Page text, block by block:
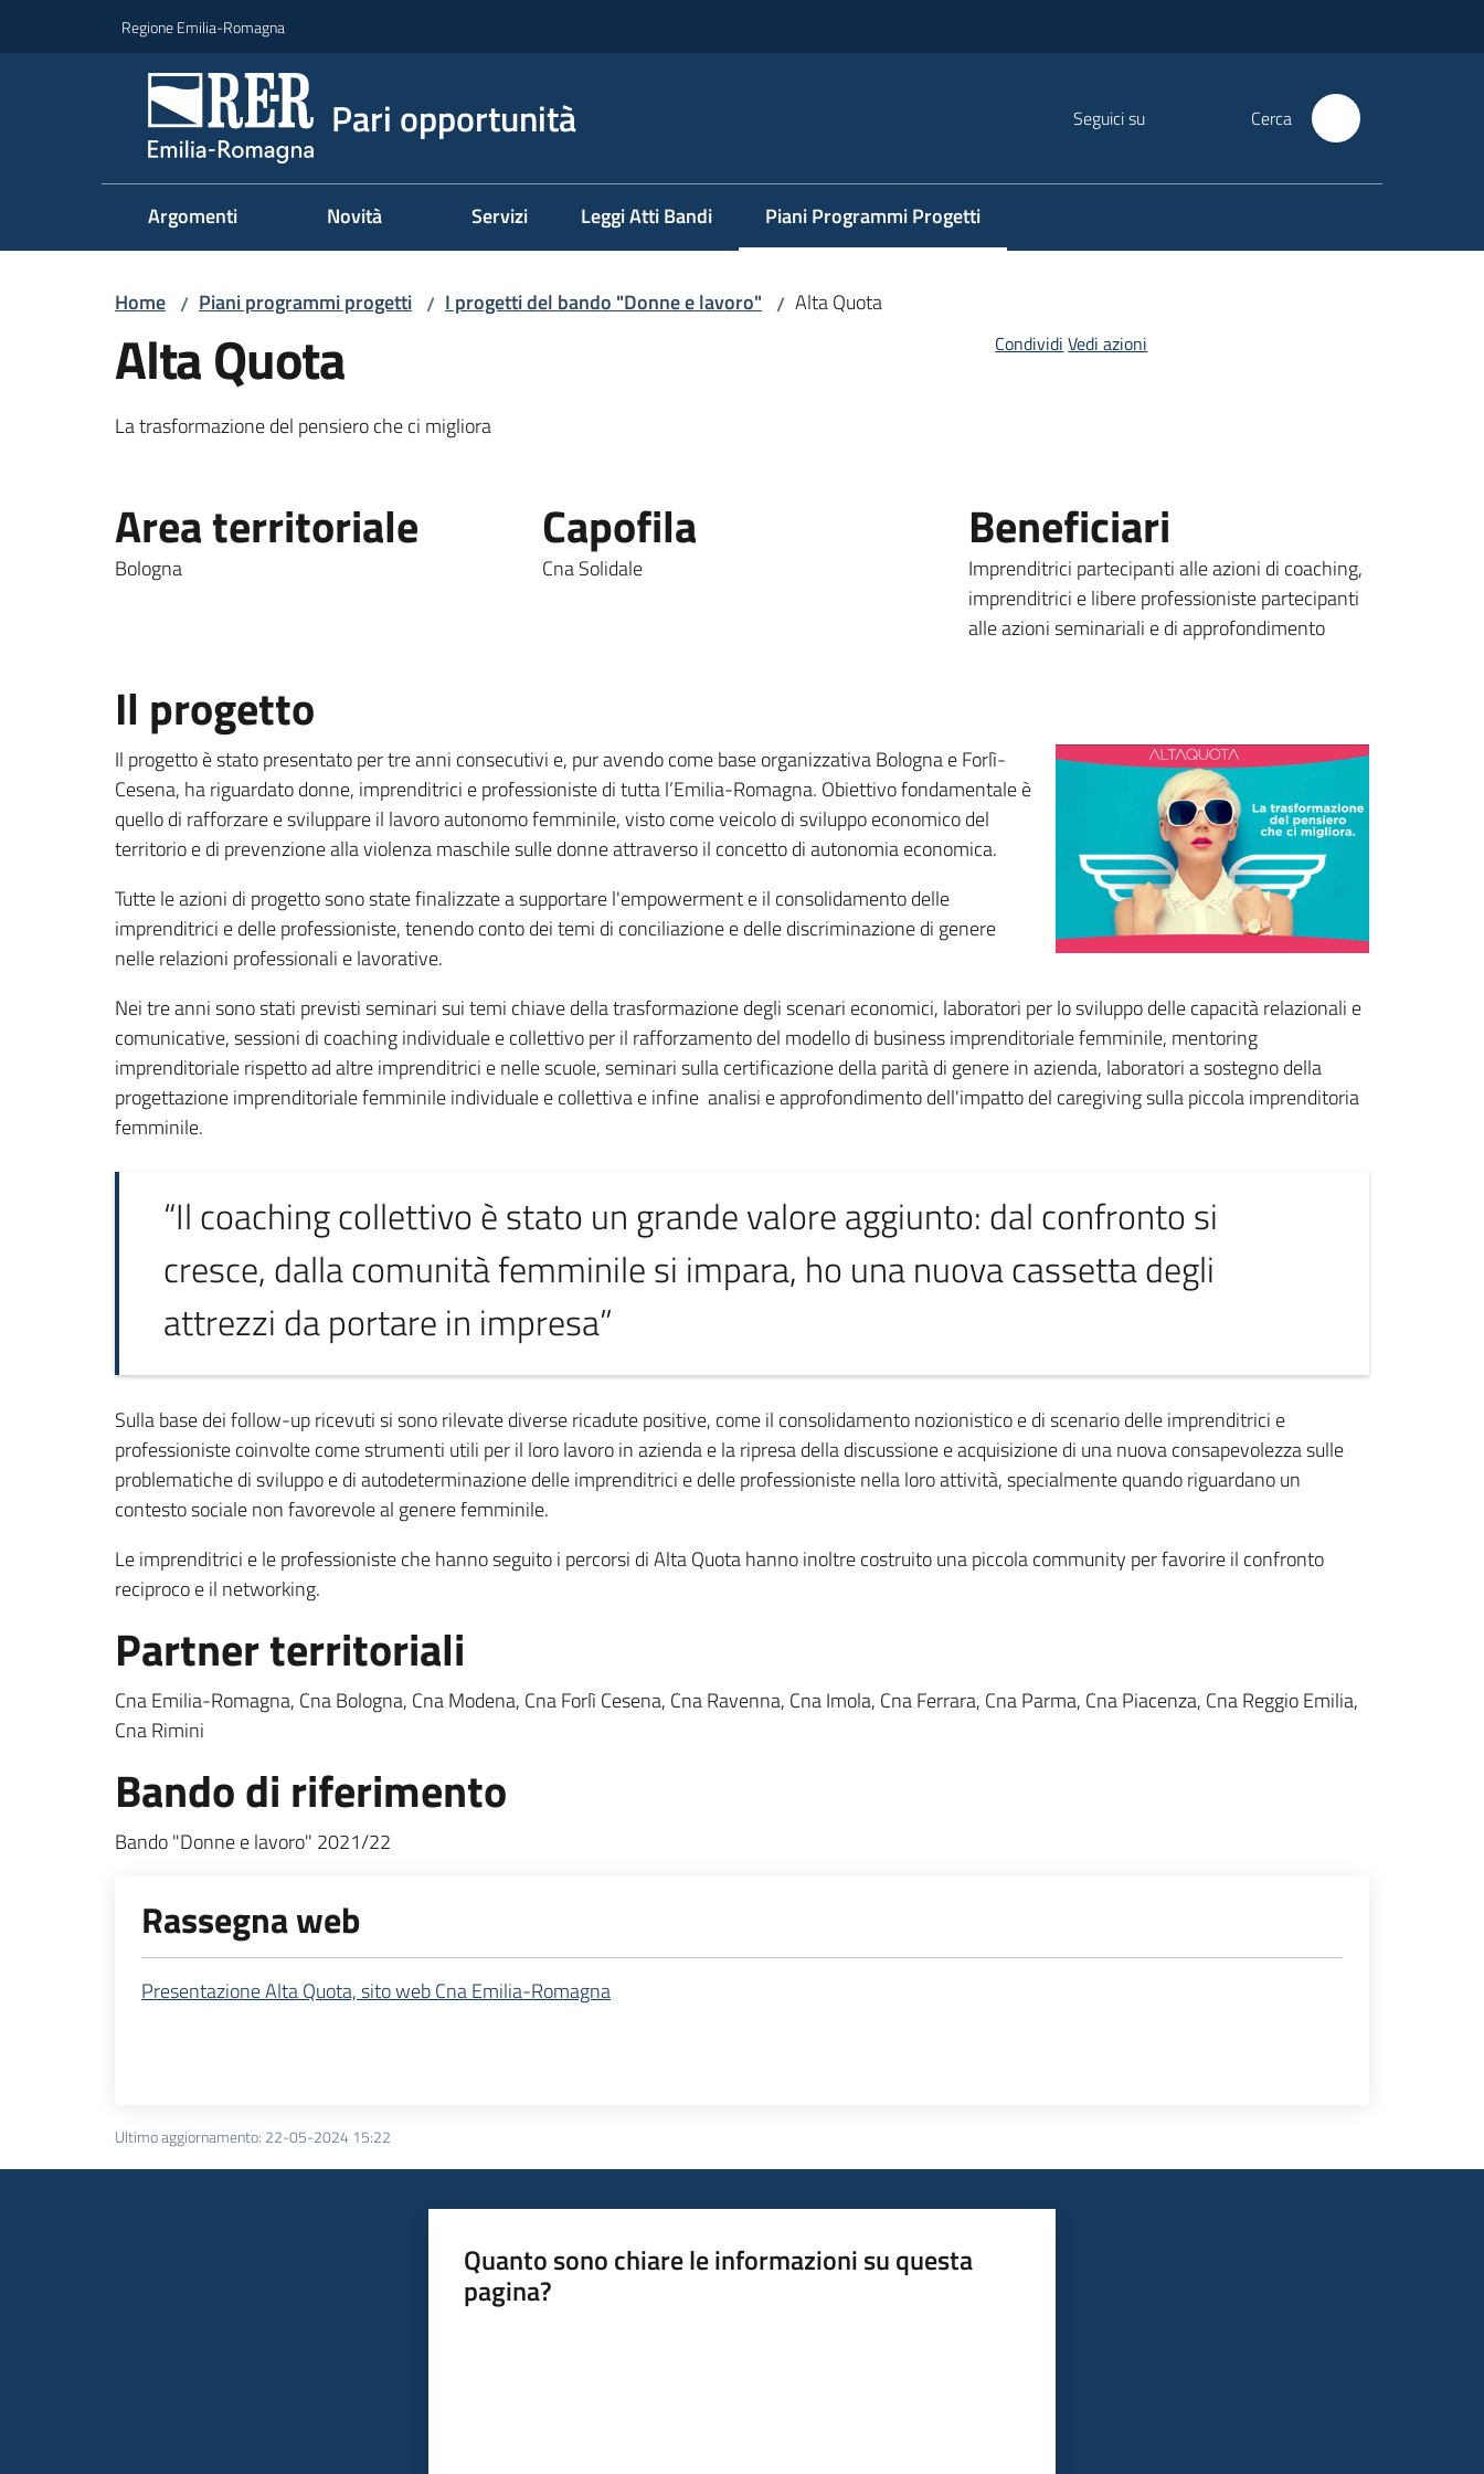
Regione Emilia-Romagna
Pari opportunità Seguici su Cerca
Argomenti Novità Servizi Leggi Atti Bandi Piani Programmi Progetti
Menu selezionato
Home / Piani programmi progetti / I progetti del bando "Donne e lavoro" / Alta Quota
Alta Quota
La trasformazione del pensiero che ci migliora
Condividi Vedi azioni
Area territoriale
Bologna
Capofila
Cna Solidale
Beneficiari
Imprenditrici partecipanti alle azioni di coaching,
imprenditrici e libere professioniste partecipanti
alle azioni seminariali e di approfondimento
Il progetto
Il progetto è stato presentato per tre anni consecutivi e, pur avendo come base organizzativa Bologna e Forlì-
Cesena, ha riguardato donne, imprenditrici e professioniste di tutta l’Emilia-Romagna. Obiettivo fondamentale è
quello di rafforzare e sviluppare il lavoro autonomo femminile, visto come veicolo di sviluppo economico del
territorio e di prevenzione alla violenza maschile sulle donne attraverso il concetto di autonomia economica.
Tutte le azioni di progetto sono state finalizzate a supportare l'empowerment e il consolidamento delle
imprenditrici e delle professioniste, tenendo conto dei temi di conciliazione e delle discriminazione di genere
nelle relazioni professionali e lavorative.
Nei tre anni sono stati previsti seminari sui temi chiave della trasformazione degli scenari economici, laboratori per lo sviluppo delle capacità relazionali e
comunicative, sessioni di coaching individuale e collettivo per il rafforzamento del modello di business imprenditoriale femminile, mentoring
imprenditoriale rispetto ad altre imprenditrici e nelle scuole, seminari sulla certificazione della parità di genere in azienda, laboratori a sostegno della
progettazione imprenditoriale femminile individuale e collettiva e infine analisi e approfondimento dell'impatto del caregiving sulla piccola imprenditoria
femminile.
“Il coaching collettivo è stato un grande valore aggiunto: dal confronto si
cresce, dalla comunità femminile si impara, ho una nuova cassetta degli
attrezzi da portare in impresa”
Sulla base dei follow-up ricevuti si sono rilevate diverse ricadute positive, come il consolidamento nozionistico e di scenario delle imprenditrici e
professioniste coinvolte come strumenti utili per il loro lavoro in azienda e la ripresa della discussione e acquisizione di una nuova consapevolezza sulle
problematiche di sviluppo e di autodeterminazione delle imprenditrici e delle professioniste nella loro attività, specialmente quando riguardano un
contesto sociale non favorevole al genere femminile.
Le imprenditrici e le professioniste che hanno seguito i percorsi di Alta Quota hanno inoltre costruito una piccola community per favorire il confronto
reciproco e il networking.
Partner territoriali
Cna Emilia-Romagna, Cna Bologna, Cna Modena, Cna Forlì Cesena, Cna Ravenna, Cna Imola, Cna Ferrara, Cna Parma, Cna Piacenza, Cna Reggio Emilia,
Cna Rimini
Bando di riferimento
Bando "Donne e lavoro" 2021/22
Rassegna web
Presentazione Alta Quota, sito web Cna Emilia-Romagna
Ultimo aggiornamento: 22-05-2024 15:22
Quanto sono chiare le informazioni su questa
pagina?